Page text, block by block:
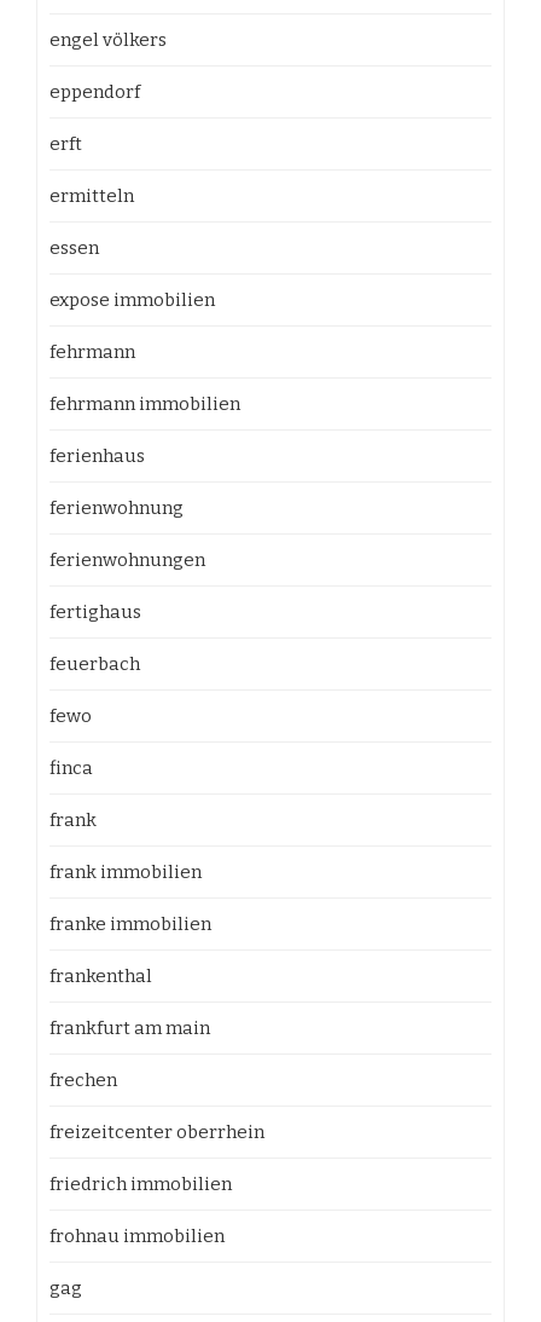
engel völkers
eppendorf
erft
ermitteln
essen
expose immobilien
fehrmann
fehrmann immobilien
ferienhaus
ferienwohnung
ferienwohnungen
fertighaus
feuerbach
fewo
finca
frank
frank immobilien
franke immobilien
frankenthal
frankfurt am main
frechen
freizeitcenter oberrhein
friedrich immobilien
frohnau immobilien
gag